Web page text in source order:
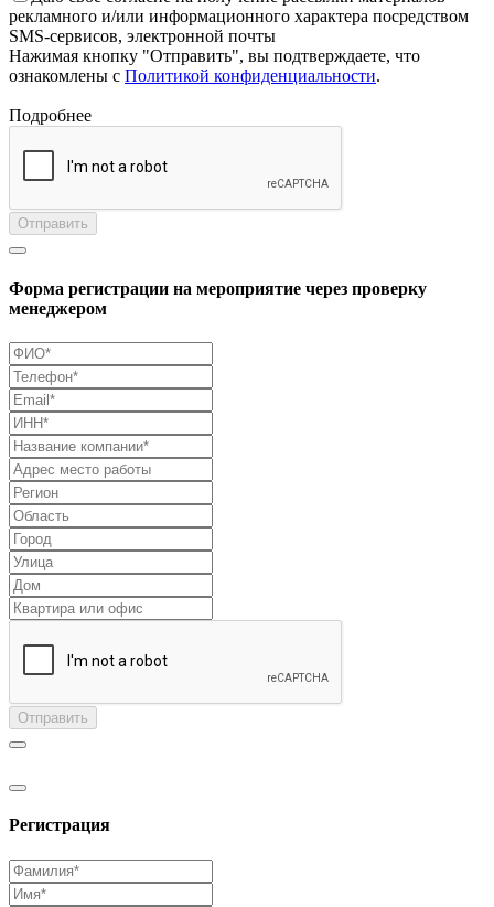
рекламного и/или информационного характера посредством
SMS-сервисов, электронной почты
Нажимая кнопку "Отправить", вы подтверждаете, что
ознакомлены с Политикой конфиденциальности.
Подробнее
Отправить
Форма регистрации на мероприятие через проверку
менеджером
Отправить
Регистрация